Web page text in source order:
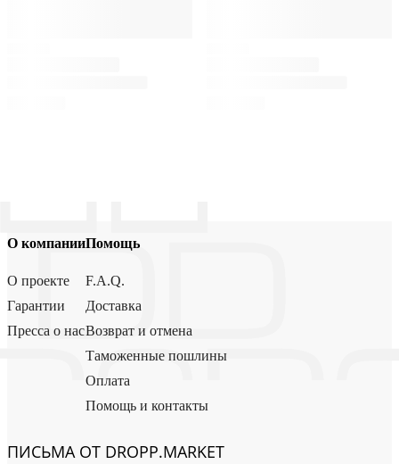
О компании
О проекте
Гарантии
Пресса о нас
Помощь
F.A.Q.
Доставка
Возврат и отмена
Таможенные пошлины
Оплата
Помощь и контакты
ПИСЬМА ОТ DROPP.MARKET